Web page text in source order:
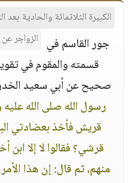
الكبيرة الثلاثمائة والحادية بعد
الزواجر جور القاسم في
قسمته والمقوم في
صحيح عن أبي سعيد
رسول الله صلى الله
قريش فأخذ بعضادتي
قرشي؟ فقالوا لا إلا ابن
منهم، ثم قال: إن هذا